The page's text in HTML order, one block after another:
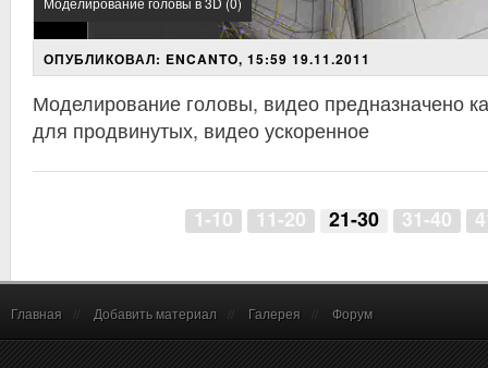
ОПУБЛИКОВАЛ: ENCANTO, 15:59 19.11.2011
Моделирование головы, видео предназначено
для продвинутых, видео ускоренное
1-10 11-20 21-30 31-40
Главная Добавить материал Галерея Форум